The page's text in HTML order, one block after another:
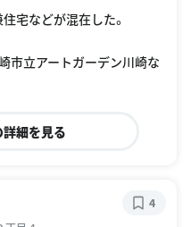
宅などが混在した。
市立アートガーデン川崎な
細を見る
4